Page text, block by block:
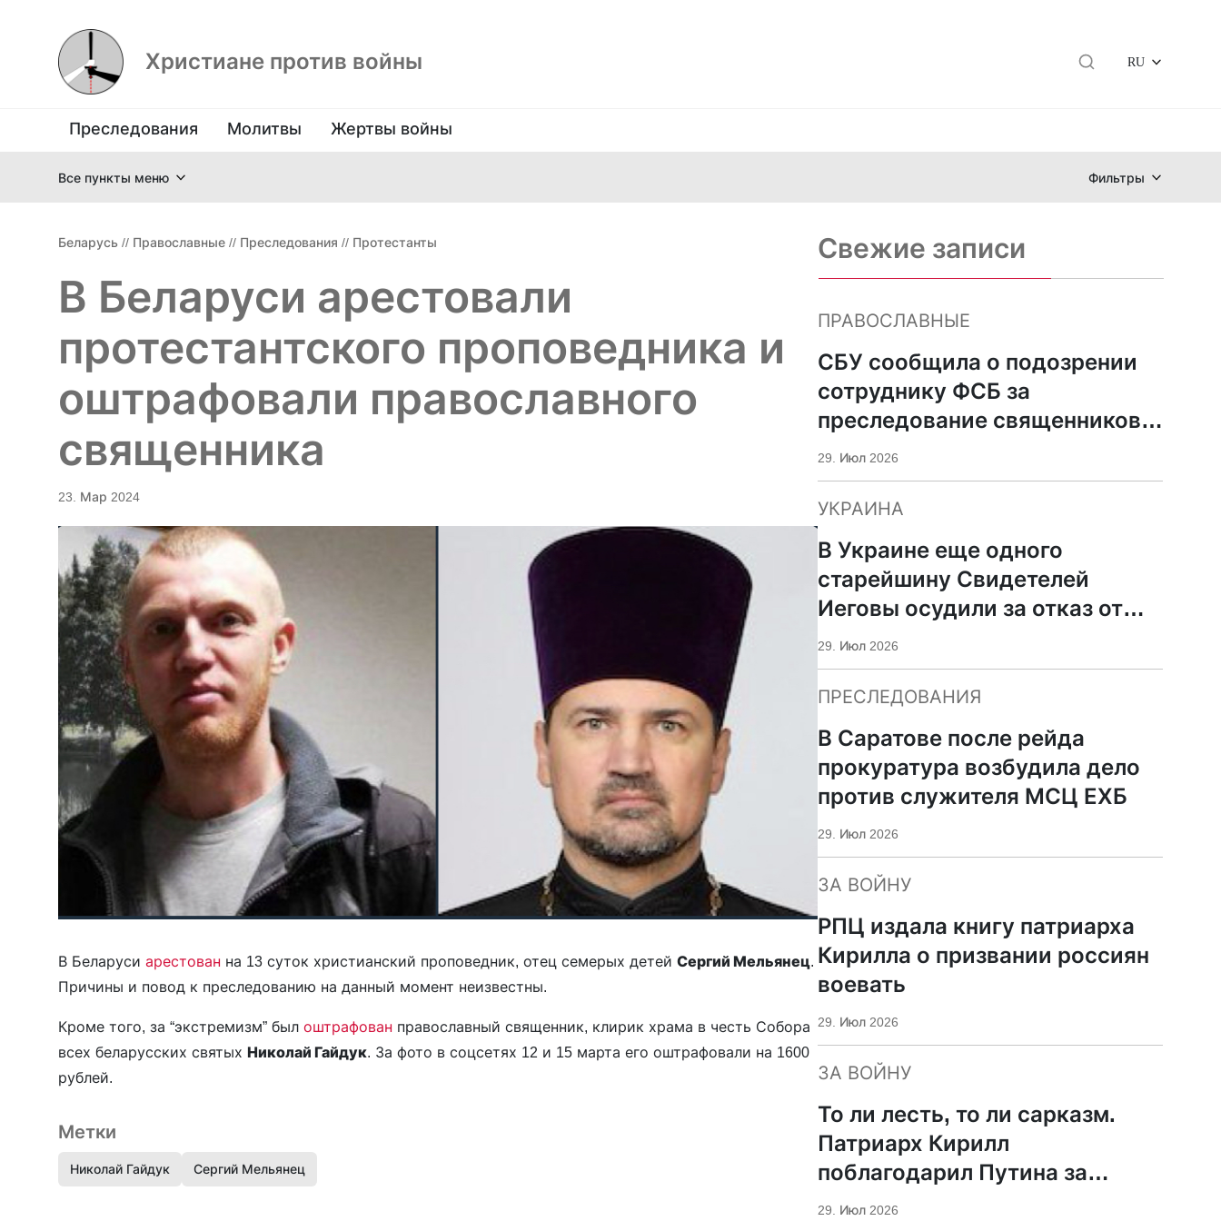
Христиане против войны RU
Преследования Молитвы Жертвы войны
Все пункты меню Фильтры
Беларусь // Православные // Преследования // Протестанты
В Беларуси арестовали
протестантского проповедника и
оштрафовали православного
священника
23. Мар 2024
В Беларуси арестован на 13 суток христианский проповедник, отец семерых детей Сергий Мельянец.
Причины и повод к преследованию на данный момент неизвестны.
Кроме того, за “экстремизм” был оштрафован православный священник, клирик храма в честь Собора
всех беларусских святых Николай Гайдук. За фото в соцсетях 12 и 15 марта его оштрафовали на 1600
рублей.
Метки
Николай Гайдук Сергий Мельянец
Свежие записи
ПРАВОСЛАВНЫЕ
СБУ сообщила о подозрении
сотруднику ФСБ за
преследование священников
ПЦУ
29. Июл 2026
УКРАИНА
В Украине еще одного
старейшину Свидетелей
Иеговы осудили за отказ от
мобилизации
29. Июл 2026
ПРЕСЛЕДОВАНИЯ
В Саратове после рейда
прокуратура возбудила дело
против служителя МСЦ ЕХБ
29. Июл 2026
ЗА ВОЙНУ
РПЦ издала книгу патриарха
Кирилла о призвании россиян
воевать
29. Июл 2026
ЗА ВОЙНУ
То ли лесть, то ли сарказм.
Патриарх Кирилл
поблагодарил Путина за
защиту суверенитета и
29. Июл 2026